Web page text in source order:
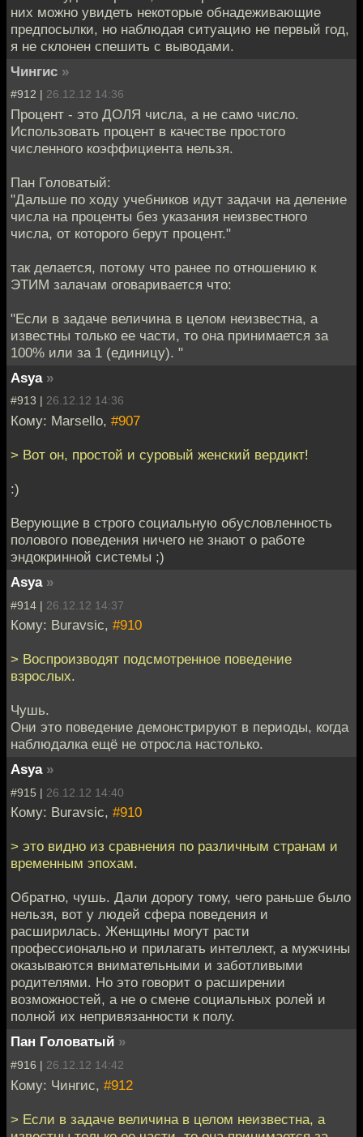
них можно увидеть некоторые обнадеживающие
предпосылки, но наблюдая ситуацию не первый год,
я не склонен спешить с выводами.
Чингис »
#912 | 26.12.12 14:36
Процент - это ДОЛЯ числа, а не само число.
Использовать процент в качестве простого
численного коэффициента нельзя.
Пан Головатый:
"Дальше по ходу учебников идут задачи на деление
числа на проценты без указания неизвестного
числа, от которого берут процент."
так делается, потому что ранее по отношению к
ЭТИМ залачам оговаривается что:
"Если в задаче величина в целом неизвестна, а
известны только ее части, то она принимается за
100% или за 1 (единицу). "
Asya »
#913 | 26.12.12 14:36
Кому: Marsello, #907
> Вот он, простой и суровый женский вердикт!
:)
Верующие в строго социальную обусловленность
полового поведения ничего не знают о работе
эндокринной системы ;)
Asya »
#914 | 26.12.12 14:37
Кому: Buravsic, #910
> Воспроизводят подсмотренное поведение
взрослых.
Чушь.
Они это поведение демонстрируют в периоды, когда
наблюдалка ещё не отросла настолько.
Asya »
#915 | 26.12.12 14:40
Кому: Buravsic, #910
> это видно из сравнения по различным странам и
временным эпохам.
Обратно, чушь. Дали дорогу тому, чего раньше было
нельзя, вот у людей сфера поведения и
расширилась. Женщины могут расти
профессионально и прилагать интеллект, а мужчины
оказываются внимательными и заботливыми
родителями. Но это говорит о расширении
возможностей, а не о смене социальных ролей и
полной их непривязанности к полу.
Пан Головатый »
#916 | 26.12.12 14:42
Кому: Чингис, #912
> Если в задаче величина в целом неизвестна, а